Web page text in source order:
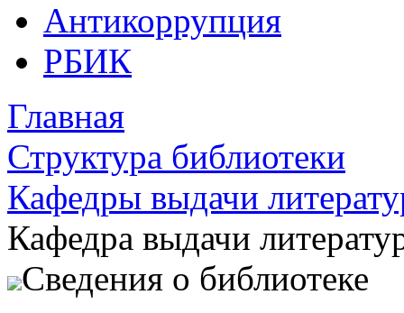
Антикоррупция
РБИК
Главная
Структура библиотеки
Кафедры выдачи
Кафедра выдачи
Сведения о библиотеке